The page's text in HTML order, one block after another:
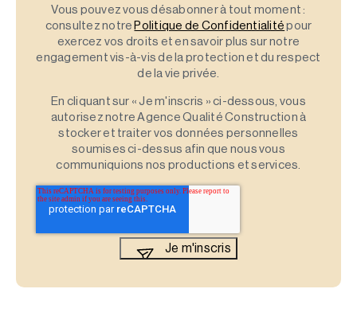
Vous pouvez vous désabonner à tout moment :
consultez notre Politique de Confidentialité pour
exercez vos droits et en savoir plus sur notre
engagement vis-à-vis de la protection et du respect
de la vie privée.
En cliquant sur « Je m'inscris » ci-dessous, vous
autorisez notre Agence Qualité Construction à
stocker et traiter vos données personnelles
soumises ci-dessus afin que nous vous
communiquions nos productions et services.